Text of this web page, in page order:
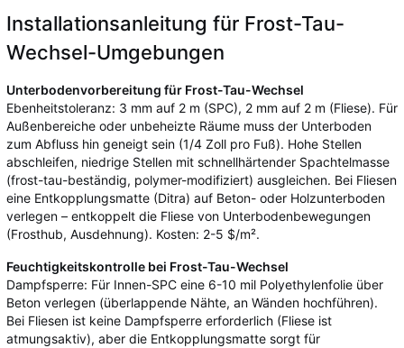
Installationsanleitung für Frost-Tau-
Wechsel-Umgebungen
Unterbodenvorbereitung für Frost-Tau-Wechsel
Ebenheitstoleranz: 3 mm auf 2 m (SPC), 2 mm auf 2 m (Fliese). Für
Außenbereiche oder unbeheizte Räume muss der Unterboden
zum Abfluss hin geneigt sein (1/4 Zoll pro Fuß). Hohe Stellen
abschleifen, niedrige Stellen mit schnellhärtender Spachtelmasse
(frost-tau-beständig, polymer-modifiziert) ausgleichen. Bei Fliesen
eine Entkopplungsmatte (Ditra) auf Beton- oder Holzunterboden
verlegen – entkoppelt die Fliese von Unterbodenbewegungen
(Frosthub, Ausdehnung). Kosten: 2-5 $/m².
Feuchtigkeitskontrolle bei Frost-Tau-Wechsel
Dampfsperre: Für Innen-SPC eine 6-10 mil Polyethylenfolie über
Beton verlegen (überlappende Nähte, an Wänden hochführen).
Bei Fliesen ist keine Dampfsperre erforderlich (Fliese ist
atmungsaktiv), aber die Entkopplungsmatte sorgt für